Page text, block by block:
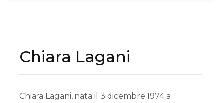
Chiara Lagani
Chiara Lagani, nata il 3 dicembre 1974 a